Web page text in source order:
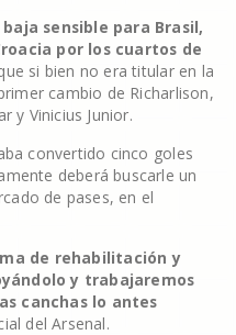
sensible para Brasil,
por los cuartos de
si bien no era titular en la
cambio de Richarlison,
y Vinicius Junior.
convertido cinco goles
deberá buscarle un
de pases, en el
de rehabilitación y
y trabajaremos
canchas lo antes
del Arsenal.